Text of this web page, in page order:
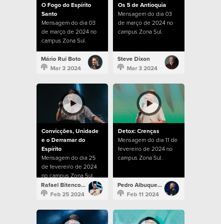
O Fogo do Espírito
Santo
Mensagem do dia 03
de março de 2024 no
campus Zona Sul.
Mário Rui Boto
Mar 3 2024
Os 5 de Antioquia
Mensagem do dia 03
de março de 2024 no
campus Zona Sul.
Steve Dixon
Mar 3 2024
Convicções, Unidade
e o Derramar do
Espírito
Mensagem do dia 25
de fevereiro de 2024
no campus Zona Sul.
Rafael Bitencourt
Feb 25 2024
Detox: Crenças
Mensagem do dia 11 de
fevereiro de 2024 no
campus Zona Sul.
Pedro Albuquerque
Feb 11 2024